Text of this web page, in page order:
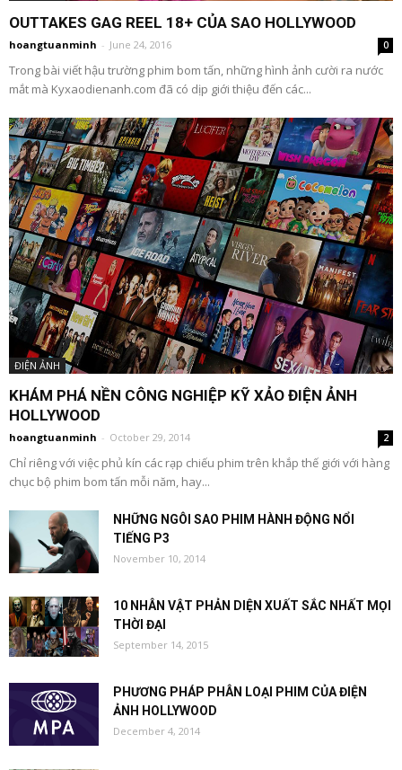
OUTTAKES GAG REEL 18+ CỦA SAO HOLLYWOOD
hoangtuanminh - June 24, 2016 0
Trong bài viết hậu trường phim bom tấn, những hình ảnh cười ra nước
mắt mà Kyxaodienanh.com đã có dịp giới thiệu đến các...
ĐIỆN ẢNH
KHÁM PHÁ NỀN CÔNG NGHIỆP KỸ XẢO ĐIỆN ẢNH
HOLLYWOOD
hoangtuanminh - October 29, 2014 2
Chỉ riêng với việc phủ kín các rạp chiếu phim trên khắp thế giới với hàng
chục bộ phim bom tấn mỗi năm, hay...
NHỮNG NGÔI SAO PHIM HÀNH ĐỘNG NỔI
TIẾNG P3
November 10, 2014
10 NHÂN VẬT PHẢN DIỆN XUẤT SẮC NHẤT MỌI
THỜI ĐẠI
September 14, 2015
PHƯƠNG PHÁP PHÂN LOẠI PHIM CỦA ĐIỆN
ẢNH HOLLYWOOD
December 4, 2014